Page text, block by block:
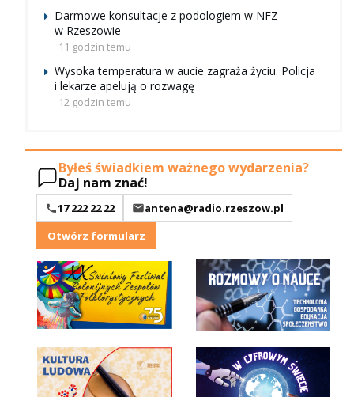
Darmowe konsultacje z podologiem w NFZ
w Rzeszowie
11 godzin temu
Wysoka temperatura w aucie zagraża życiu. Policja
i lekarze apelują o rozwagę
12 godzin temu
Byłeś świadkiem ważnego wydarzenia?
Daj nam znać!
17 222 22 22
antena@radio.rzeszow.pl
Otwórz formularz